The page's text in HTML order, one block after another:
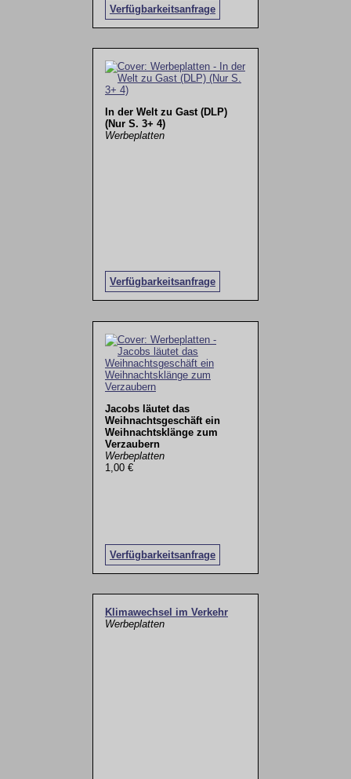
Verfügbarkeitsanfrage
In der Welt zu Gast (DLP)
(Nur S. 3+ 4)
Werbeplatten
Verfügbarkeitsanfrage
Jacobs läutet das
Weihnachtsgeschäft ein
Weihnachtsklänge zum
Verzaubern
Werbeplatten
1,00 €
Verfügbarkeitsanfrage
Klimawechsel im Verkehr
Werbeplatten